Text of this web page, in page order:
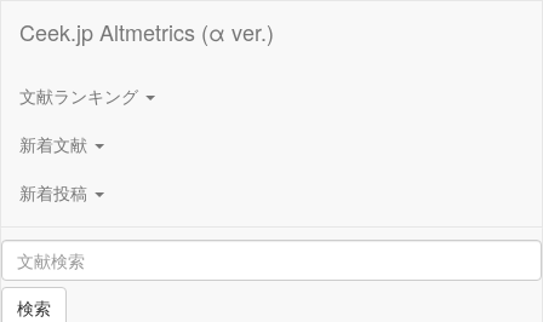
Ceek.jp Altmetrics (α ver.)
文献ランキング
新着文献
新着投稿
検索